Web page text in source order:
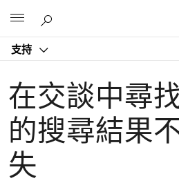
支持
在交談中尋
的搜尋結果
失